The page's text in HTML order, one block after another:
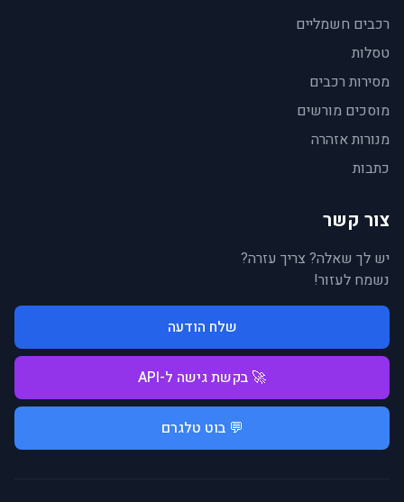
רכבים חשמליים
טסלות
מסירות רכבים
מוסכים מורשים
מנורות אזהרה
כתבות
צור קשר
יש לך שאלה? צריך עזרה?
נשמח לעזור!
שלח הודעה
🚀 בקשת גישה ל-API
💬 בוט טלגרם